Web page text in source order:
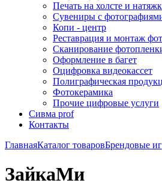
Печать на холсте и
Сувениры с
Копи - центр
Реставрация и монтаж
Сканирование
Оформление в багет
Оцифровка видеокассет
Полиграфическая
Фотокерамика
Прочие цифровые услуги
Сивма prof
Контакты
ГлавнаяКаталог товаровБрендовые
ЗайкаМи